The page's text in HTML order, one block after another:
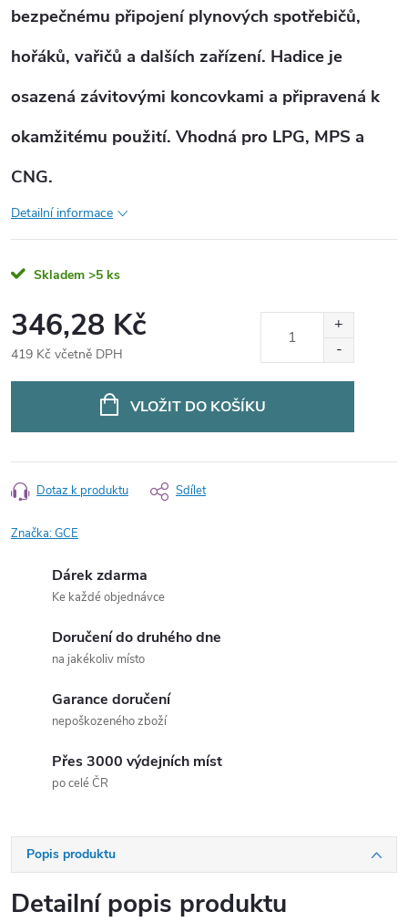
bezpečnému připojení plynových spotřebičů,
hořáků, vařičů a dalších zařízení. Hadice je
osazená závitovými koncovkami a připravená k
okamžitému použití. Vhodná pro LPG, MPS a
CNG.
Detailní informace
Skladem >5 ks
346,28 Kč
419 Kč včetně DPH
VLOŽIT DO KOŠÍKU
Dotaz k produktu Sdílet
Značka:GCE
Dárek zdarma
Ke každé objednávce
Doručení do druhého dne
na jakékoliv místo
Garance doručení
nepoškozeného zboží
Přes 3000 výdejních míst
po celé ČR
Popis produktu
Detailní popis produktu